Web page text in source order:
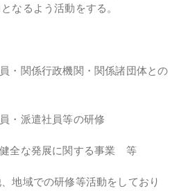
なるよう活動をする。
・関係行政機関・関係諸団体との
・派遣社員等の研修
全な発展に関する事業 等
地域での研修等活動をしており